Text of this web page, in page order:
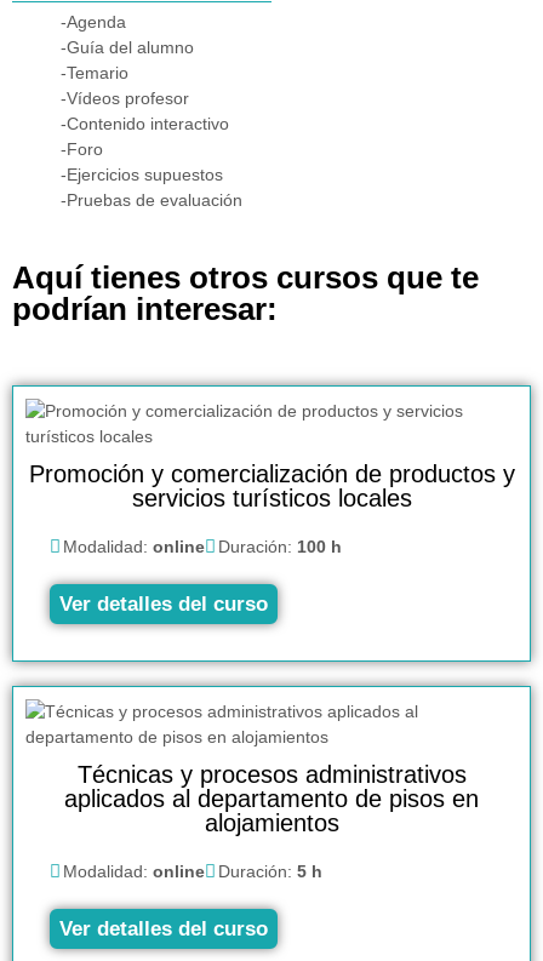
-Agenda
-Guía del alumno
-Temario
-Vídeos profesor
-Contenido interactivo
-Foro
-Ejercicios supuestos
-Pruebas de evaluación
Aquí tienes otros cursos que te
podrían interesar:
Promoción y comercialización de productos y
servicios turísticos locales
Modalidad: online Duración: 100 h
Ver detalles del curso
Técnicas y procesos administrativos
aplicados al departamento de pisos en
alojamientos
Modalidad: online Duración: 5 h
Ver detalles del curso